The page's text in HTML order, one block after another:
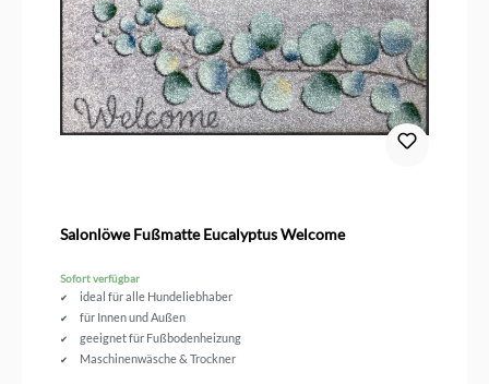
Salonlöwe Fußmatte Eucalyptus Welcome
Sofort verfügbar
ideal für alle Hundeliebhaber
für Innen und Außen
geeignet für Fußbodenheizung
Maschinenwäsche & Trockner